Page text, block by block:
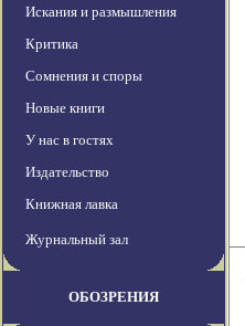
Искания и размышления
Критика
Сомнения и споры
Новые книги
У нас в гостях
Издательство
Книжная лавка
Журнальный зал
ОБОЗРЕНИЯ